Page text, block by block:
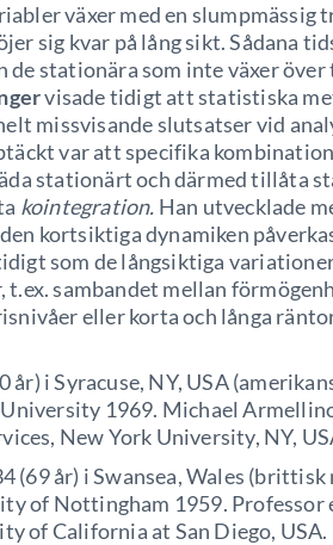
växer med en slumpmässig
sig kvar på lång sikt. Sådana
stationära som inte växer över
visade tidigt att statistiska
missvisande slutsatser vid
var att specifika
stationärt och därmed tillåta
kointegration. Han utvecklade
kortsiktiga dynamiken
som de långsiktiga
sambandet mellan
eller korta och långa
år) i Syracuse, NY, USA
1969. Michael
New York University, NY,
(69 år) i Swansea, Wales (brittisk
of Nottingham 1959. Professor
of California at San Diego, USA.